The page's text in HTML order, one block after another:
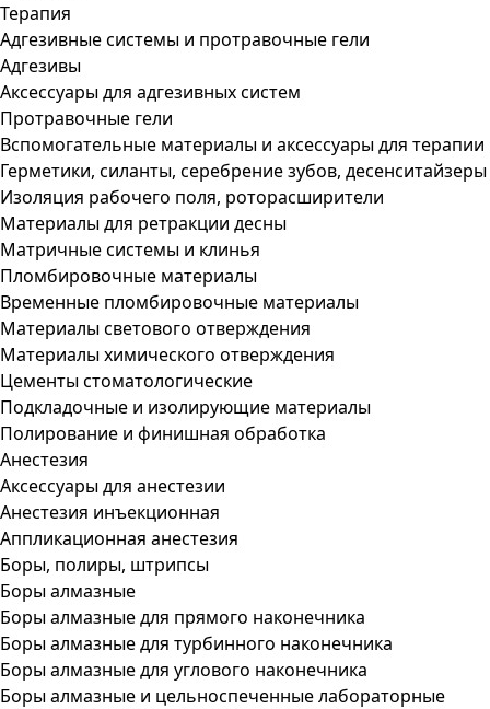
Терапия
Адгезивные системы и протравочные гели
Адгезивы
Аксессуары для адгезивных систем
Протравочные гели
Вспомогательные материалы и аксессуары для терапии
Герметики, силанты, серебрение зубов, десенситайзеры
Изоляция рабочего поля, роторасширители
Материалы для ретракции десны
Матричные системы и клинья
Пломбировочные материалы
Временные пломбировочные материалы
Материалы светового отверждения
Материалы химического отверждения
Цементы стоматологические
Подкладочные и изолирующие материалы
Полирование и финишная обработка
Анестезия
Аксессуары для анестезии
Анестезия инъекционная
Аппликационная анестезия
Боры, полиры, штрипсы
Боры алмазные
Боры алмазные для прямого наконечника
Боры алмазные для турбинного наконечника
Боры алмазные для углового наконечника
Боры алмазные и цельноспеченные лабораторные